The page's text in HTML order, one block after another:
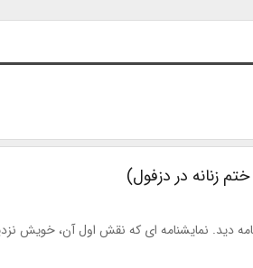
زنانه در دزفول)
دید. نمایشنامه ای که نقش اول آن، خویش